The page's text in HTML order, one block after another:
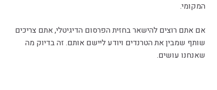
המקומי.
אם אתם רוצים להישאר בחזית הפרסום הדיגיטלי, אתם צריכים
שותף שמבין את הטרנדים ויודע ליישם אותם. זה בדיוק מה
שאנחנו עושים.